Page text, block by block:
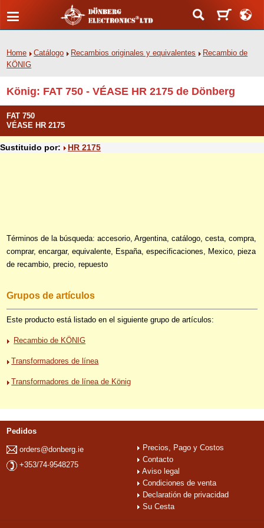
Home Catálogo Recambios originales y equivalentes
Recambio de
KÖNIG
König: FAT 750 - VÉASE HR 2175 de Dönberg
FAT 750
VÉASE HR 2175
Sustituido por: HR 2175
Términos de la búsqueda: accesorio, Argentina, catálogo, cesta, compra,
comprar, encargar, equivalente, España, especificaciones, Mexico, pieza
de recambio, precio, repuesto
Grupos de artículos
Este producto está listado en el siguiente grupo de artículos:
Recambio de KÖNIG
Transformadores de línea
Transformadores de línea de König
Pedidos
orders@donberg.ie
+353/74-9548275
Precios, Pago y Costos
Contacto
Aviso legal
Condiciones de venta
Declaratión de privacidad
Su Cesta